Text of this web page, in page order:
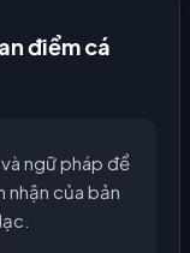
điểm cá
ngữ pháp để
nhận của bản